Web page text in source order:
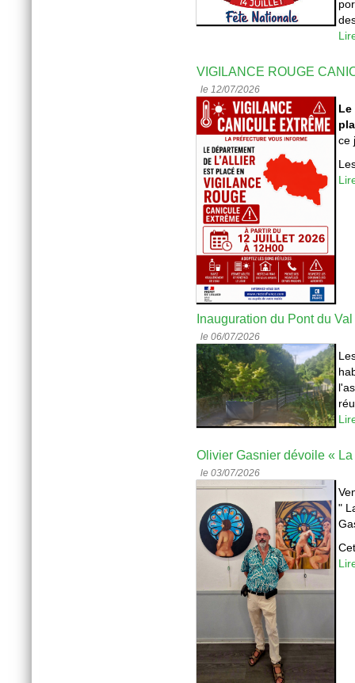
VIGILANCE ROUGE
le 12/07/2026
Le
ce
Inauguration du Pont du
le 06/07/2026
Olivier Gasnier dévoile «
le 03/07/2026
"